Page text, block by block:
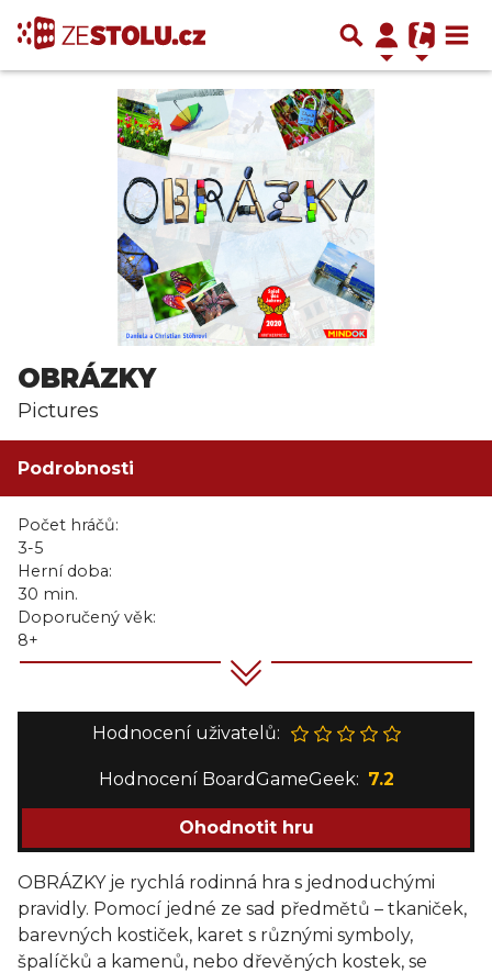
OBRÁZKY
Pictures
Podrobnosti
Počet hráčů:
3-5
Herní doba:
30 min.
Doporučený věk:
8+
Hodnocení uživatelů:
Hodnocení BoardGameGeek: 7.2
Ohodnotit hru
OBRÁZKY je rychlá rodinná hra s jednoduchými
pravidly. Pomocí jedné ze sad předmětů – tkaniček,
barevných kostiček, karet s různými symboly,
špalíčků a kamenů, nebo dřevěných kostek, se